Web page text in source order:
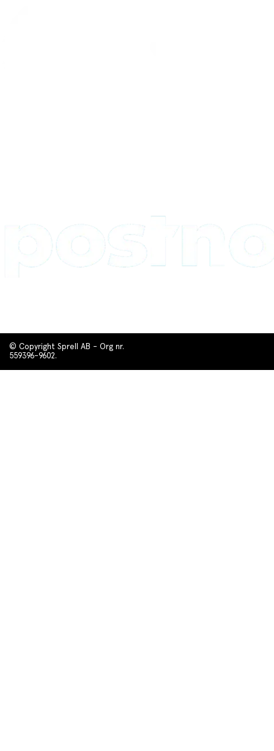
© Copyright Sprell AB - Org nr.
559396-9602.